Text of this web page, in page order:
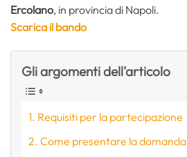
Ercolano, in provincia di Napoli.
Scarica il bando
Gli argomenti dell'articolo
Requisiti per la partecipazione
Come presentare la domanda